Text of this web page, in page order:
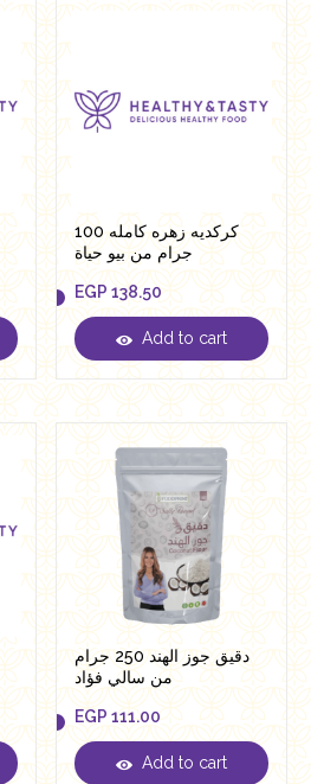
كركديه زهره كامله 100
جرام من بيو حياة
EGP 138.50
EGP 138.50
Add to cart
دقيق جوز الهند 250 جرام
من سالي فؤاد
EGP 111.00
EGP 111.00
Add to cart